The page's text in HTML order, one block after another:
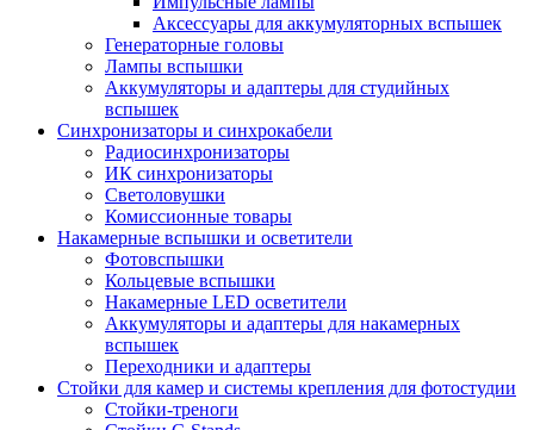
Аксессуары для аккумуляторных вспышек
Генераторные головы
Лампы вспышки
Аккумуляторы и адаптеры для студийных
вспышек
Синхронизаторы и синхрокабели
Радиосинхронизаторы
ИК синхронизаторы
Светоловушки
Комиссионные товары
Накамерные вспышки и осветители
Фотовспышки
Кольцевые вспышки
Накамерные LED осветители
Аккумуляторы и адаптеры для накамерных
вспышек
Переходники и адаптеры
Стойки для камер и системы крепления для фотостудии
Стойки-треноги